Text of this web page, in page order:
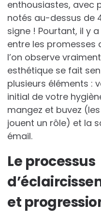
enthousiastes, avec
notés au-dessus de
signe ! Pourtant, il y
entre les promesses
l’on observe
esthétique se fait
plusieurs éléments :
initial de votre
mangez et buvez
jouent un rôle) et la
émail.
Le processus
et